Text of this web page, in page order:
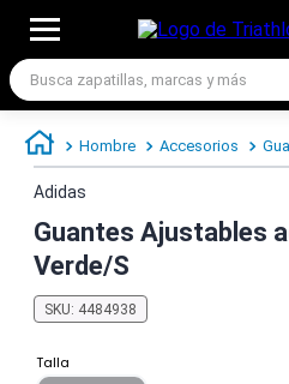
Busca zapatillas, marcas y más
Hombre Accesorios
Adidas
Guantes Ajustables
Verde/S
SKU: 4484938
Talla
TÉRMINOS MÁS BUSCADOS
1.
zapatillas futbol
2.
zapatillas nike
3.
zapatillas adidas hombre
5.
zapatillas adidas mujer
6.
zapatillas nike hombre